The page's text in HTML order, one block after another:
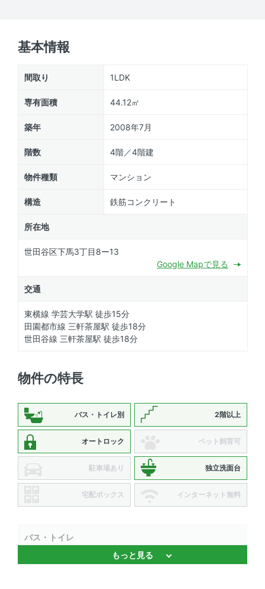
基本情報
間取り 1LDK
専有面積 44.12㎡
築年 2008年7月
階数 4階／4階建
物件種類 マンション
構造 鉄筋コンクリート
所在地
世田谷区下馬3丁目8ー13
Google Mapで見る
交通
東横線 学芸大学駅 徒歩15分
田園都市線 三軒茶屋駅 徒歩18分
世田谷線 三軒茶屋駅 徒歩18分
物件の特長
バス・トイレ別 2階以上
オートロック ペット飼育可
駐車場あり 独立洗面台
宅配ボックス インターネット無料
バス・トイレ
独立洗面台 、 温水洗浄便座 、 バストイレ別 、 浴室乾燥
もっと見る